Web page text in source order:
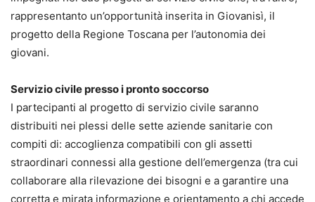
rappresentanto un’opportunità inserita in Giovanisì, il
progetto della Regione Toscana per l’autonomia dei
giovani.
Servizio civile presso i pronto soccorso
I partecipanti al progetto di servizio civile saranno
distribuiti nei plessi delle sette aziende sanitarie con
compiti di: accoglienza compatibili con gli assetti
straordinari connessi alla gestione dell’emergenza (tra cui
collaborare alla rilevazione dei bisogni e a garantire una
corretta e mirata informazione e orientamento a chi accede